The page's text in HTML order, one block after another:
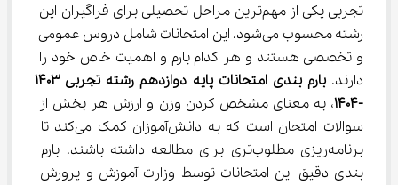
تجربی یکی از مهم‌ترین مراحل تحصیلی برای فراگیران این
رشته محسوب می‌شود. این امتحانات شامل دروس عمومی
و تخصصی هستند و هر کدام بارم و اهمیت خاص خود را
دارند.
-1404
، به معنای مشخص کردن وزن و ارزش هر بخش از
سوالات امتحان است که به دانش‌آموزان کمک می‌کند تا
برنامه‌ریزی مطلوب‌تری برای مطالعه داشته باشند. بارم
بندی دقیق این امتحانات توسط وزارت آموزش و پرورش